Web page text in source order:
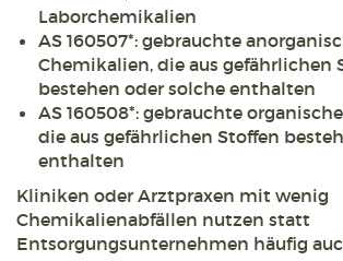
Laborchemikalien
AS 160507*: gebrauchte
Chemikalien, die aus gefährlichen
bestehen oder solche enthalten
AS 160508*: gebrauchte
die aus gefährlichen Stoffen
enthalten
Kliniken oder Arztpraxen mit wenig
Chemikalienabfällen nutzen statt
Entsorgungsunternehmen häufig